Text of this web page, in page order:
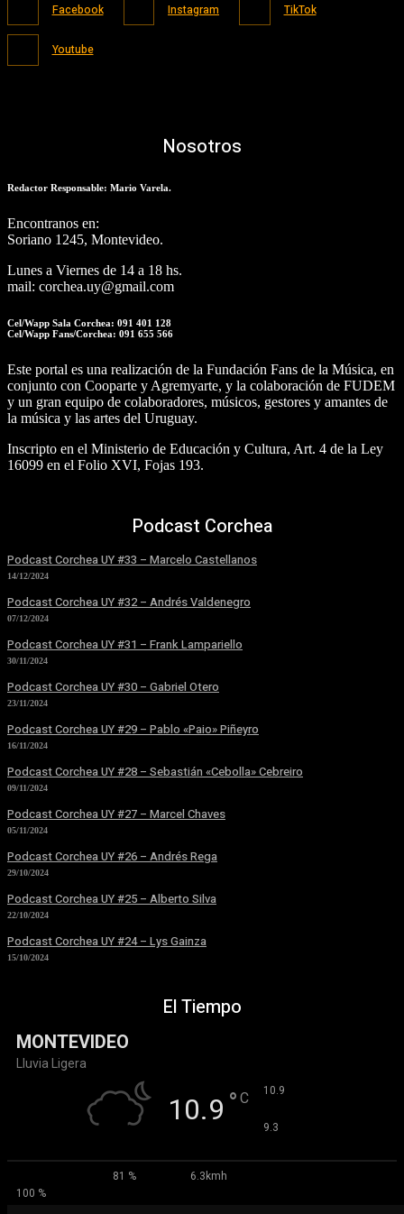
Facebook Instagram TikTok
Youtube
Nosotros
Redactor Responsable: Mario Varela.
Encontranos en:
Soriano 1245, Montevideo.
Lunes a Viernes de 14 a 18 hs.
mail: corchea.uy@gmail.com
Cel/Wapp Sala Corchea: 091 401 128
Cel/Wapp Fans/Corchea: 091 655 566
Este portal es una realización de la Fundación Fans de la Música, en
conjunto con Cooparte y Agremyarte, y la colaboración de FUDEM
y un gran equipo de colaboradores, músicos, gestores y amantes de
la música y las artes del Uruguay.
Inscripto en el Ministerio de Educación y Cultura, Art. 4 de la Ley
16099 en el Folio XVI, Fojas 193.
Podcast Corchea
Podcast Corchea UY #33 – Marcelo Castellanos
14/12/2024
Podcast Corchea UY #32 – Andrés Valdenegro
07/12/2024
Podcast Corchea UY #31 – Frank Lampariello
30/11/2024
Podcast Corchea UY #30 – Gabriel Otero
23/11/2024
Podcast Corchea UY #29 – Pablo «Paio» Piñeyro
16/11/2024
Podcast Corchea UY #28 – Sebastián «Cebolla» Cebreiro
09/11/2024
Podcast Corchea UY #27 – Marcel Chaves
05/11/2024
Podcast Corchea UY #26 – Andrés Rega
29/10/2024
Podcast Corchea UY #25 – Alberto Silva
22/10/2024
Podcast Corchea UY #24 – Lys Gainza
15/10/2024
El Tiempo
MONTEVIDEO
Lluvia Ligera
10.9 ° C 10.9
9.3
81 %
6.3kmh
100 %